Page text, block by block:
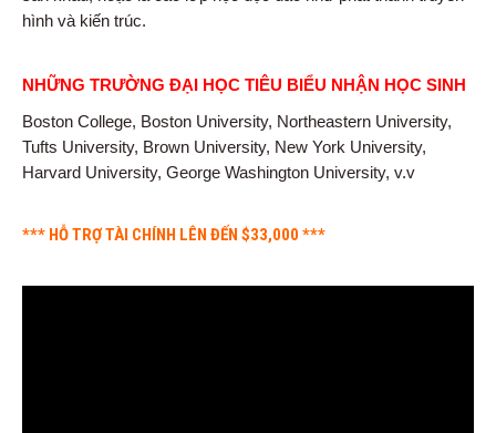
hình và kiến trúc.
NHỮNG TRƯỜNG ĐẠI HỌC TIÊU BIỂU NHẬN HỌC SINH
Boston College, Boston University, Northeastern University,
Tufts University, Brown University, New York University,
Harvard University, George Washington University, v.v
*** HỖ TRỢ TÀI CHÍNH LÊN ĐẾN $33,000 ***